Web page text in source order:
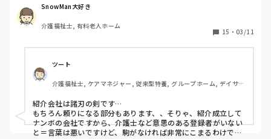
が、資格よりも現場での五角グラフがバランスの良い職員に
なりたいです。
皆さんが現場で心掛けている業務の進め方をご教授頂きたい
書かれている通り、報告のグレーゾーンって悩みますよね。
私は
・いつもと違う様子
・ヒヤリとしたこと
るようにしていました。
最初は先輩に「これは報告した方がいいですか？」と聞きなが
ら、自分の基準を作っていくのがおすすめです。
③「時間で区切って動く」
「このケアは何分まで」とざっくり決めておくと、ダラダラせ
ず動きやすくなりました。
している為）以外で週4日での勤務希望とは、中々仕事見つ
からないんでしょうか?
SnowMan大好き
介護福祉士, 有料老人ホーム
15 ・ 03/11
ツート
介護福祉士, ケアマネジャー, 従来型特養, グループホーム, デイサー
紹介会社は諸刃の剣です…
もちろん頼りになる部分もあります、、そりゃ、紹介成立して
ナンボの会社ですから、介護士など意思のある登録者がいない
と＝言葉は悪いですけど、駒がなければ非常にこまるわけで